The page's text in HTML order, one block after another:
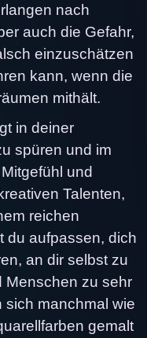
nach
auch die Gefahr,
einzuschätzen
kann, wenn die
mithält.
in deiner
spüren und im
und
Talenten,
reichen
du aufpassen, dich
an dir selbst zu
Menschen zu sehr
sich manchmal wie
gemalt